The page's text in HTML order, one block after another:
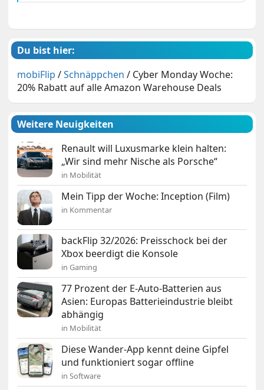
Du bist hier:
mobiFlip /Schnäppchen / Cyber Monday Woche:
20% Rabatt auf alle Amazon Warehouse Deals
Weitere Neuigkeiten
Renault will Luxusmarke klein halten:
„Wir sind mehr Nische als Porsche“
in Mobilität
Mein Tipp der Woche: Inception (Film)
in Kommentar
backFlip 32/2026: Preisschock bei der
Xbox beerdigt die Konsole
in Gaming
77 Prozent der E-Auto-Batterien aus
Asien: Europas Batterieindustrie bleibt
abhängig
in Mobilität
Diese Wander-App kennt deine Gipfel
und funktioniert sogar offline
in Software